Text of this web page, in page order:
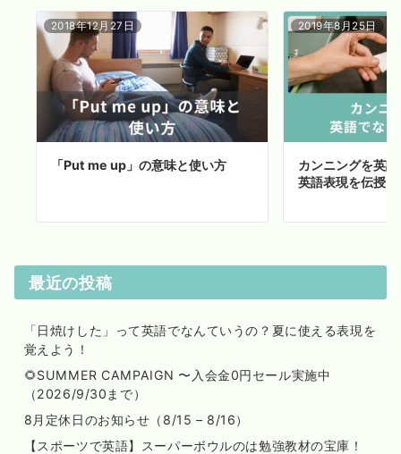
2018年12月27日
「Put me up」の意味と使い方
2019年8月25日
カンニングを英
英語表現を伝授！
最近の投稿
「日焼けした」って英語でなんていうの？夏に使える表現を
覚えよう！
🌻SUMMER CAMPAIGN 〜入会金0円セール実施中
（2026/9/30まで）
8月定休日のお知らせ（8/15 – 8/16）
【スポーツで英語】スーパーボウルのは勉強教材の宝庫！